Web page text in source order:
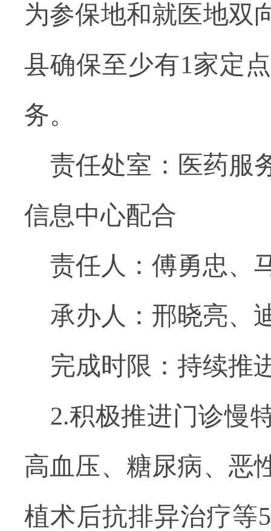
为参保地和就医地双
县确保至少有1家定
务。
责任处室：医药服
信息中心配合
责任人：傅勇忠、
承办人：邢晓亮、
完成时限：持续推
2.积极推进门诊慢
高血压、糖尿病、恶
植术后抗排异治疗等